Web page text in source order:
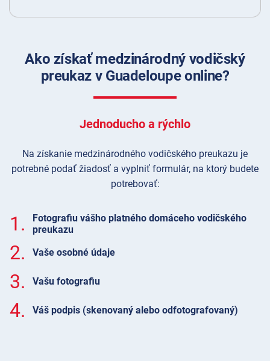
Ako získať medzinárodný vodičský
preukaz v Guadeloupe online?
Jednoducho a rýchlo
Na získanie medzinárodného vodičského preukazu je
potrebné podať žiadosť a vyplniť formulár, na ktorý budete
potrebovať:
1.
Fotografiu vášho platného domáceho vodičského
preukazu
2. Vaše osobné údaje
3. Vašu fotografiu
4. Váš podpis (skenovaný alebo odfotografovaný)